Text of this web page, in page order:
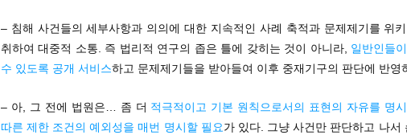
– 침해 사건들의 세부사항과 의의에 대한 지속적인 사례 축적과 문제제기를 위
취하여 대중적 소통. 즉 법리적 연구의 좁은 틀에 갖히는 것이 아니라, 일반인들
수 있도록 공개 서비스하고 문제제기들을 받아들여 이후 중재기구의 판단에 반영
– 아, 그 전에 법원은… 좀 더 적극적이고 기본 원칙으로서의 표현의 자유를 명
따른 제한 조건의 예외성을 매번 명시할 필요가 있다. 그냥 사건만 판단하고 나서